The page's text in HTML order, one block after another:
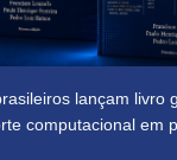
lançam livro
computacional em